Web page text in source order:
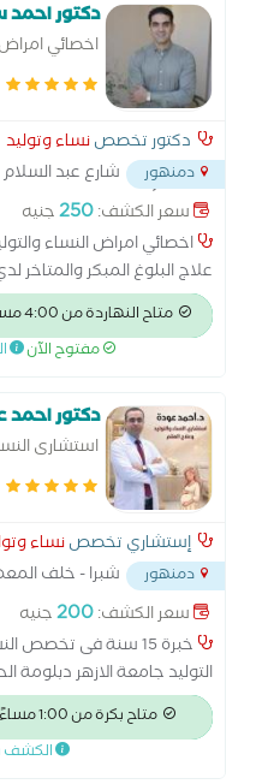
دكتور احمد
اخصائي امراض
ومتابعه
دكتور تخصصنساء وتوليد
دمنهور
شارع عبد السلام
الإجتماعي أمام مدخل فتح الله
سعر الكشف:250جنيه
اخصائي امراض النساء
علاج البلوغ المبكر والمتاخر
سن الياس , جراحة الاورام
, و علاج تأخر الانجاب
متاح النهاردة من 4:00 مساءً
مفتوح الآن
دكتور احمد
استشارى
إستشاري تخصصنساء
دمنهور شبرا - خلف
سعر الكشف:200جنيه
خبرة 15 سنة فى تخصص
التوليد جامعة الازهر دبلومة
النسائية
متاح بكرة من 1:00 مساءً
الكشف